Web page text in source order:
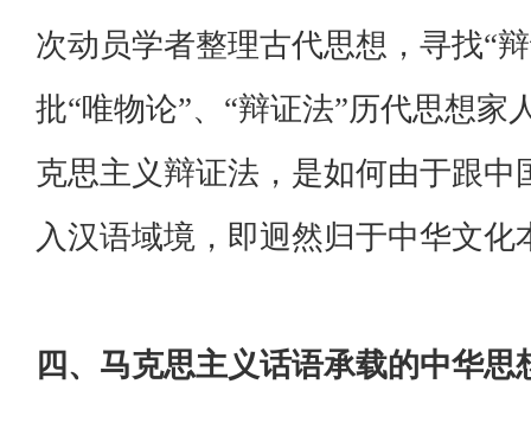
次动员学者整理古代思想，寻找“
批“唯物论”、“辩证法”历代思想
克思主义辩证法，是如何由于跟
入汉语域境，即迥然归于中华文化
四、马克思主义话语承载的中华思